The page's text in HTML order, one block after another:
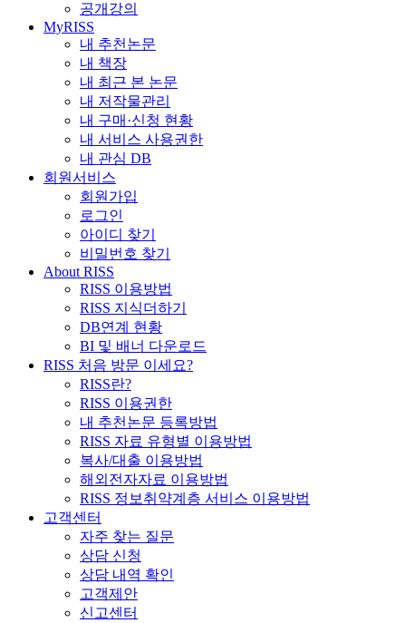
공개강의
MyRISS
내 추천논문
내 책장
내 최근 본 논문
내 저작물관리
내 구매·신청 현황
내 서비스 사용권한
내 관심 DB
회원서비스
회원가입
로그인
아이디 찾기
비밀번호 찾기
About RISS
RISS 이용방법
RISS 지식더하기
DB연계 현황
BI 및 배너 다운로드
RISS 처음 방문 이세요?
RISS란?
RISS 이용권한
내 추천논문 등록방법
RISS 자료 유형별 이용방법
복사/대출 이용방법
해외전자자료 이용방법
RISS 정보취약계층 서비스 이용방법
고객센터
자주 찾는 질문
상담 신청
상담 내역 확인
고객제안
신고센터